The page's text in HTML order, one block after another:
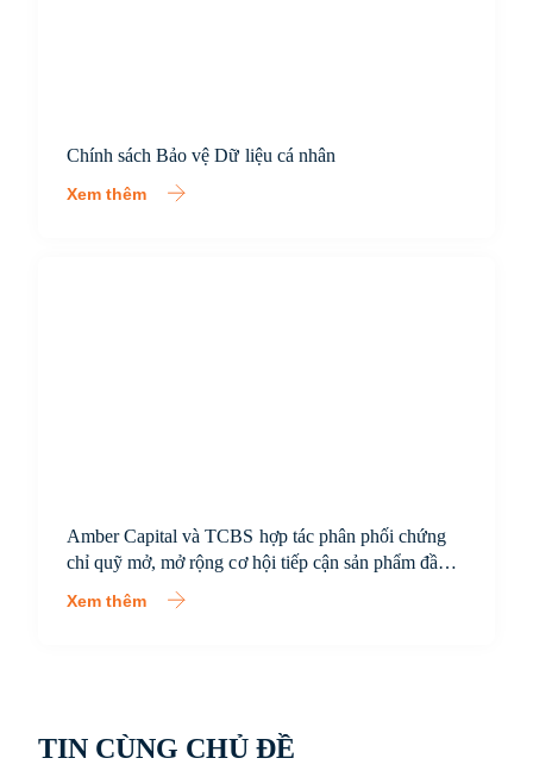
Chính sách Bảo vệ Dữ liệu cá nhân
Xem thêm
Amber Capital và TCBS hợp tác phân phối chứng
chỉ quỹ mở, mở rộng cơ hội tiếp cận sản phẩm đầu
tư chuyên nghiệp cho nhà đầu tư Việt Nam
Xem thêm
TIN CÙNG CHỦ ĐỀ